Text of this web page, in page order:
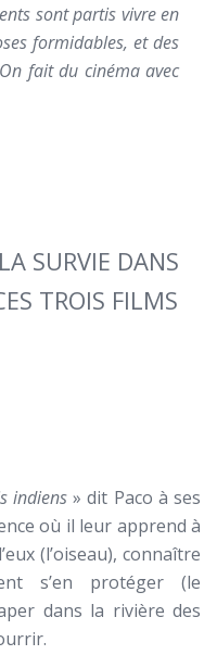
sont partis vivre en
formidables, et des
fait du cinéma avec
SURVIE DANS
TROIS FILMS
indiens» dit Paco à ses
où il leur apprend à
(l’oiseau), connaître
s’en protéger (le
dans la rivière des